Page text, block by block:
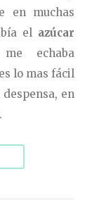
en muchas
el azúcar
echaba
lo mas fácil
en